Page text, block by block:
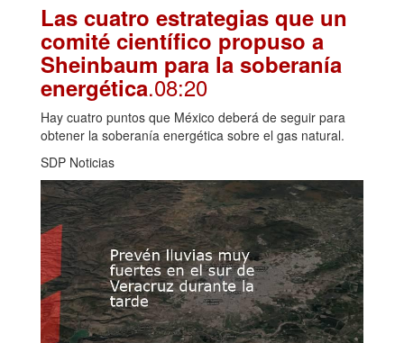
Las cuatro estrategias que un
comité científico propuso a
Sheinbaum para la soberanía
energética.08:20
Hay cuatro puntos que México deberá de seguir para
obtener la soberanía energética sobre el gas natural.
SDP Noticias